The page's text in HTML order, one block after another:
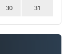
30 31